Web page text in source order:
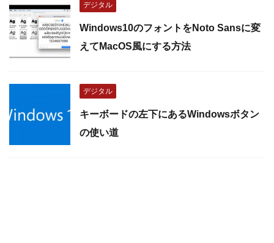
デジタル
Windows10のフォントをNoto Sansに変
えてMacOS風にする方法
デジタル
キーボードの左下にあるWindowsボタン
の使い道